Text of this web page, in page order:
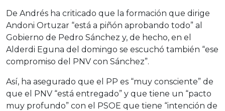
De Andrés ha criticado que la formación que dirige
Andoni Ortuzar “está a piñón aprobando todo” al
Gobierno de Pedro Sánchez y, de hecho, en el
Alderdi Eguna del domingo se escuchó también “ese
compromiso del PNV con Sánchez”.
Así, ha asegurado que el PP es “muy consciente” de
que el PNV “está entregado” y que tiene un “pacto
muy profundo” con el PSOE que tiene “intención de